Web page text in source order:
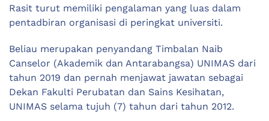
Rasit turut memiliki pengalaman yang luas dalam
pentadbiran organisasi di peringkat universiti.
Beliau merupakan penyandang Timbalan Naib
Canselor (Akademik dan Antarabangsa) UNIMAS dari
tahun 2019 dan pernah menjawat jawatan sebagai
Dekan Fakulti Perubatan dan Sains Kesihatan,
UNIMAS selama tujuh (7) tahun dari tahun 2012.